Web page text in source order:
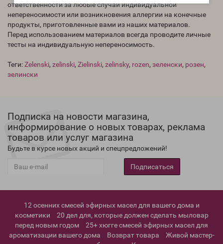
ответственности за любые случаи индивидуальной
непереносимости или возникновения аллергии на конечные
продукты, приготовленные вами из наших материалов.
Перед использованием материалов всегда проводите личные
тесты на индивидуальную непереносимость.
Теги:Zelenski, zelinski, Zielinski, zelinsky, rozen, зеленски, розен,
зелински
Подписка на новости магазина,
информирование о новых товарах, реклама
товаров или услуг магазина
Будьте в курсе новых акций и спецпредложений!
Подписаться
12 осенних смесей эфирных масел для вашего дома и
косметики
20 дел для, которые должен сделать мыловар
перед новым годом
25+ хюгге смесей эфирных масел для
ароматизации вашего дома
Возврат товара
Живой мастер-